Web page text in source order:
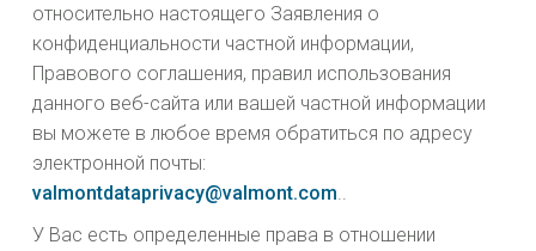
относительно настоящего Заявления о
конфиденциальности частной информации,
Правового соглашения, правил использования
данного веб-сайта или вашей частной информации
вы можете в любое время обратиться по адресу
электронной почты:
valmontdataprivacy@valmont.com..
У Вас есть определенные права в отношении